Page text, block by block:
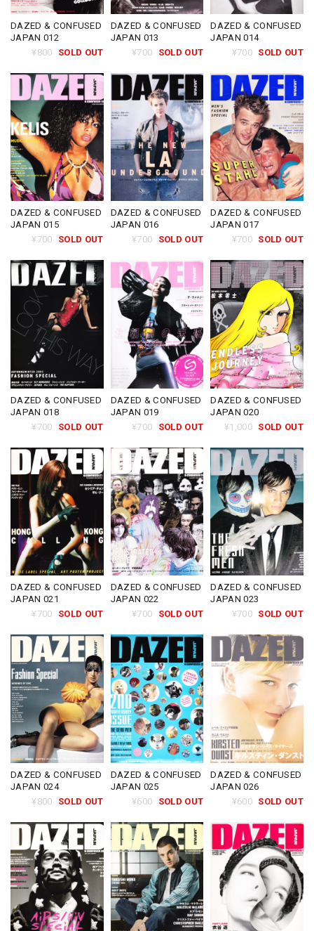
DAZED & CONFUSED
JAPAN 012
¥800
SOLD OUT
DAZED & CONFUSED
JAPAN 013
¥700
SOLD OUT
DAZED & CONFUSED
JAPAN 014
¥700 SOLD OUT
DAZED & CONFUSED
JAPAN 015
¥700
SOLD OUT
DAZED & CONFUSED
JAPAN 016
¥700
SOLD OUT
DAZED & CONFUSED
JAPAN 017
¥700 SOLD OUT
DAZED & CONFUSED
JAPAN 018
¥700
SOLD OUT
DAZED & CONFUSED
JAPAN 019
¥700
SOLD OUT
DAZED & CONFUSED
JAPAN 020
¥1,000 SOLD OUT
DAZED & CONFUSED
JAPAN 021
¥700
SOLD OUT
DAZED & CONFUSED
JAPAN 022
¥700
SOLD OUT
DAZED & CONFUSED
JAPAN 023
¥700 SOLD OUT
DAZED & CONFUSED
JAPAN 024
¥800
SOLD OUT
DAZED & CONFUSED
JAPAN 025
¥600
SOLD OUT
DAZED & CONFUSED
JAPAN 026
¥600 SOLD OUT